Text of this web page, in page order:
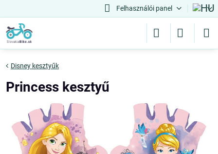
Felhasználói panel
Disney kesztyűk
Princess kesztyű